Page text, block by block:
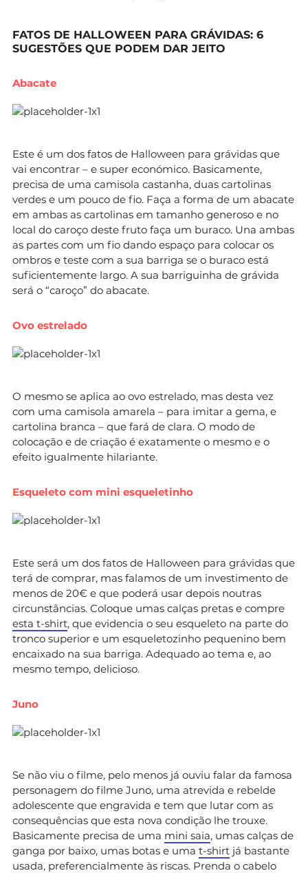
FATOS DE HALLOWEEN PARA GRÁVIDAS: 6
SUGESTÕES QUE PODEM DAR JEITO
Abacate
Este é um dos fatos de Halloween para grávidas que
vai encontrar – e super económico. Basicamente,
precisa de uma camisola castanha, duas cartolinas
verdes e um pouco de fio. Faça a forma de um abacate
em ambas as cartolinas em tamanho generoso e no
local do caroço deste fruto faça um buraco. Una ambas
as partes com um fio dando espaço para colocar os
ombros e teste com a sua barriga se o buraco está
suficientemente largo. A sua barriguinha de grávida
será o “caroço” do abacate.
Ovo estrelado
O mesmo se aplica ao ovo estrelado, mas desta vez
com uma camisola amarela – para imitar a gema, e
cartolina branca – que fará de clara. O modo de
colocação e de criação é exatamente o mesmo e o
efeito igualmente hilariante.
Esqueleto com mini esqueletinho
Este será um dos fatos de Halloween para grávidas que
terá de comprar, mas falamos de um investimento de
menos de 20€ e que poderá usar depois noutras
circunstâncias. Coloque umas calças pretas e compre
esta t-shirt, que evidencia o seu esqueleto na parte do
tronco superior e um esqueletozinho pequenino bem
encaixado na sua barriga. Adequado ao tema e, ao
mesmo tempo, delicioso.
Juno
Se não viu o filme, pelo menos já ouviu falar da famosa
personagem do filme Juno, uma atrevida e rebelde
adolescente que engravida e tem que lutar com as
consequências que esta nova condição lhe trouxe.
Basicamente precisa de uma mini saia, umas calças de
ganga por baixo, umas botas e uma t-shirt já bastante
usada, preferencialmente às riscas. Prenda o cabelo